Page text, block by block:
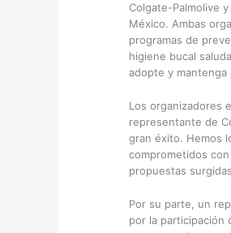
Colgate-Palmolive
México. Ambas
programas de
higiene bucal
adopte y mantenga
Los organizadores
representante de
gran éxito. Hemos
comprometidos
propuestas
Por su parte, un
por la participación